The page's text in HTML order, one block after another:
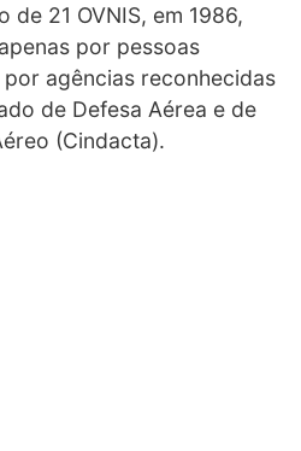
de 21 OVNIS, em 1986,
por pessoas
agências reconhecidas
de Defesa Aérea e de
(Cindacta).